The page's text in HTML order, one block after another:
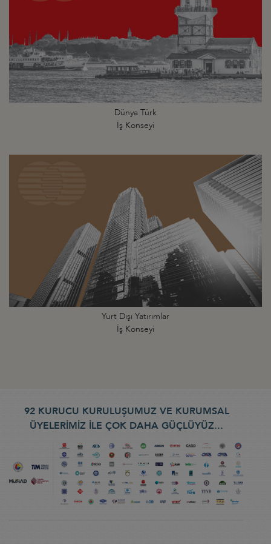
Dünya Türk
İş Konseyi
Yurt Dışı Yatırımlar
İş Konseyi
92 KURUCU KURULUŞUMUZ VE KURUMSAL
ÜYELERİMİZ İLE ÇOK DAHA GÜÇLÜYÜZ...